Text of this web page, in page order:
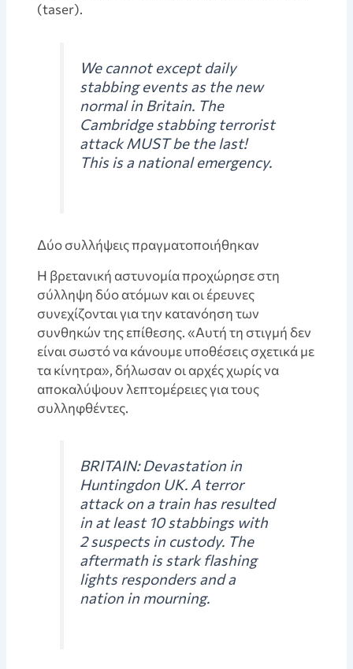
(taser).
We cannot except daily
stabbing events as the new
normal in Britain. The
Cambridge stabbing terrorist
attack MUST be the last!
This is a national emergency.
Δύο συλλήψεις πραγματοποιήθηκαν
Η βρετανική αστυνομία προχώρησε στη
σύλληψη δύο ατόμων και οι έρευνες
συνεχίζονται για την κατανόηση των
συνθηκών της επίθεσης. «Αυτή τη στιγμή δεν
είναι σωστό να κάνουμε υποθέσεις σχετικά με
τα κίνητρα», δήλωσαν οι αρχές χωρίς να
αποκαλύψουν λεπτομέρειες για τους
συλληφθέντες.
BRITAIN: Devastation in
Huntingdon UK. A terror
attack on a train has resulted
in at least 10 stabbings with
2 suspects in custody. The
aftermath is stark flashing
lights responders and a
nation in mourning.